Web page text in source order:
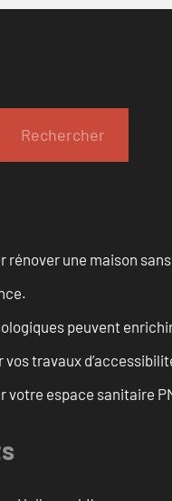
Rechercher
rénover une maison
peuvent
travaux
espace sanitaire